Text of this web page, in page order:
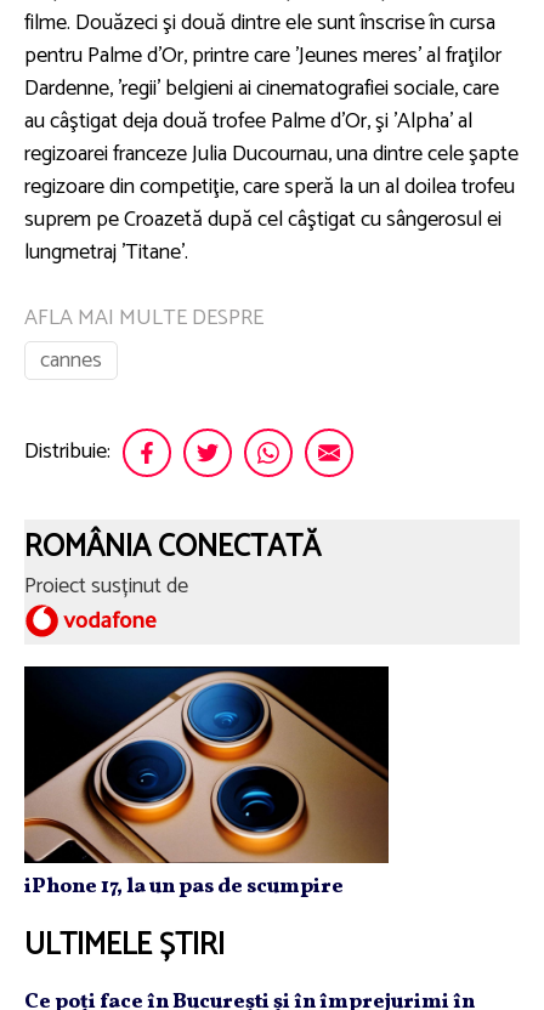
filme. Douăzeci şi două dintre ele sunt înscrise în cursa
pentru Palme d'Or, printre care 'Jeunes meres' al fraţilor
Dardenne, 'regii' belgieni ai cinematografiei sociale, care
au câştigat deja două trofee Palme d'Or, şi 'Alpha' al
regizoarei franceze Julia Ducournau, una dintre cele şapte
regizoare din competiţie, care speră la un al doilea trofeu
suprem pe Croazetă după cel câştigat cu sângerosul ei
lungmetraj 'Titane'.
AFLA MAI MULTE DESPRE
cannes
Distribuie:
ROMÂNIA CONECTATĂ
Proiect susținut de
iPhone 17, la un pas de scumpire
ULTIMELE ȘTIRI
Ce poţi face în Bucureşti şi în împrejurimi în